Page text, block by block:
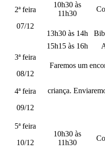
2ª feira
07/12
10h30 às
11h30
13h30 às 14h
15h15 às 16h
3ª feira
08/12
Faremos um
criança.
4ª feira
09/12
5ª feira
10/12
10h30 às
11h30